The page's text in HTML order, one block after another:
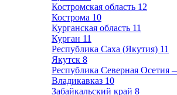
Костромская область 12
Кострома 10
Курганская область 11
Курган 11
Республика Саха (Якутия) 11
Якутск 8
Республика Северная Осетия
Владикавказ 10
Забайкальский край 8